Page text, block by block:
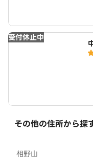
受付休止中
その他の住所から探
相野山